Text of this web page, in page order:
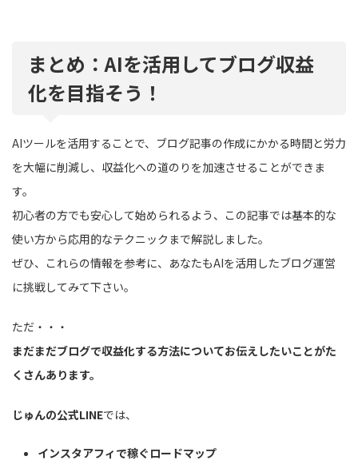
まとめ：AIを活用してブログ収益
化を目指そう！
AIツールを活用することで、ブログ記事の作成にかかる時間と労力
を大幅に削減し、収益化への道のりを加速させることができま
す。
初心者の方でも安心して始められるよう、この記事では基本的な
使い方から応用的なテクニックまで解説しました。
ぜひ、これらの情報を参考に、あなたもAIを活用したブログ運営
に挑戦してみて下さい。
ただ・・・
まだまだブログで収益化する方法についてお伝えしたいことがた
くさんあります。
じゅんの公式LINEでは、
インスタアフィで稼ぐロードマップ